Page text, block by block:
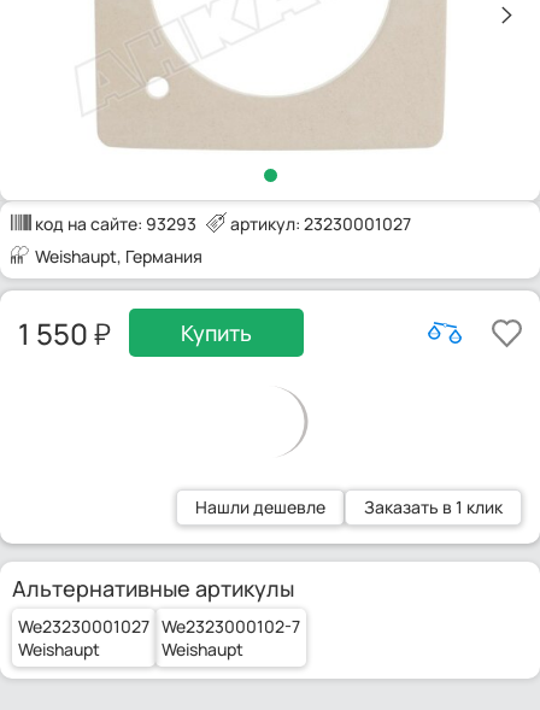
код на сайте: 93293
артикул: 23230001027
Weishaupt, Германия
1 550 Купить
Нашли дешевле Заказать в 1 клик
Альтернативные артикулы
We23230001027
Weishaupt
We2323000102-7
Weishaupt